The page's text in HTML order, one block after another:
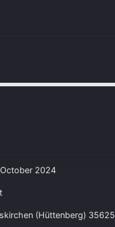
October 2024
(Hüttenberg) 35625